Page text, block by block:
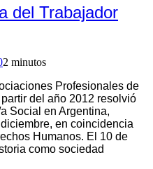
del Trabajador
2 minutos
Profesionales de
del año 2012 resolvió
Social en Argentina,
en coincidencia
Humanos. El 10 de
como sociedad